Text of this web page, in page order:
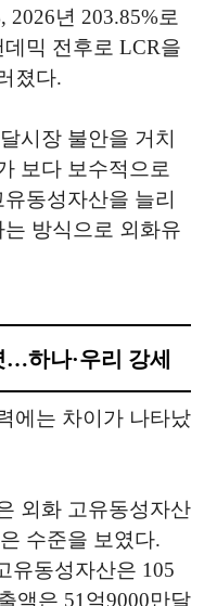
2026년 203.85%로
믹 전후로 LCR을
졌다.
시장 불안을 거치
보다 보수적으로
동성자산을 늘리
방식으로 외화유
하나·우리 강세
에는 차이가 나타났
외화 고유동성자산
수준을 보였다.
유동성자산은 105
액은 51억9000만달